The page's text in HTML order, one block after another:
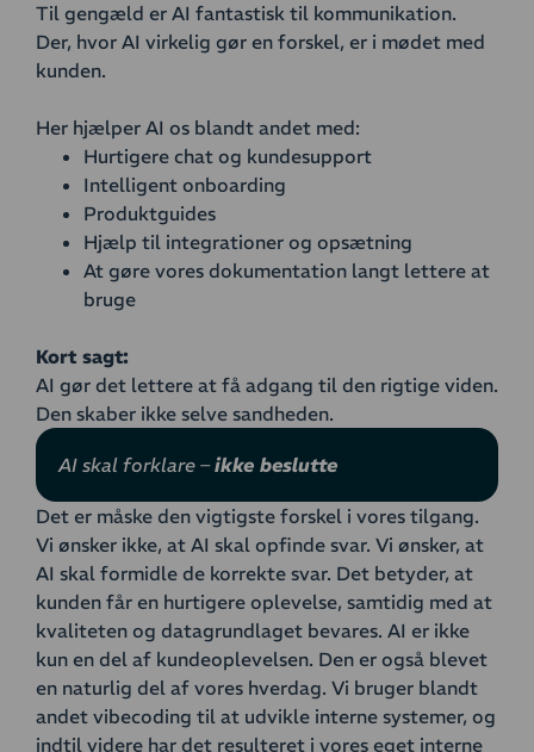
Til gengæld er AI fantastisk til kommunikation.
Der, hvor AI virkelig gør en forskel, er i mødet med
kunden.
Her hjælper AI os blandt andet med:
Hurtigere chat og kundesupport
Intelligent onboarding
Produktguides
Hjælp til integrationer og opsætning
At gøre vores dokumentation langt lettere at
bruge
Kort sagt:
AI gør det lettere at få adgang til den rigtige viden.
Den skaber ikke selve sandheden.
AI skal forklare –ikke beslutte
Det er måske den vigtigste forskel i vores tilgang.
Vi ønsker ikke, at AI skal opfinde svar. Vi ønsker, at
AI skal formidle de korrekte svar. Det betyder, at
kunden får en hurtigere oplevelse, samtidig med at
kvaliteten og datagrundlaget bevares. AI er ikke
kun en del af kundeoplevelsen. Den er også blevet
en naturlig del af vores hverdag. Vi bruger blandt
andet vibecoding til at udvikle interne systemer, og
indtil videre har det resulteret i vores eget interne